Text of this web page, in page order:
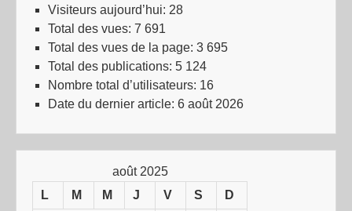
Visiteurs aujourd’hui: 28
Total des vues: 7 691
Total des vues de la page: 3 695
Total des publications: 5 124
Nombre total d’utilisateurs: 16
Date du dernier article: 6 août 2026
août 2025
L
M M J V S D